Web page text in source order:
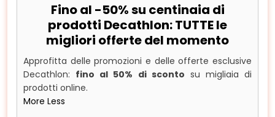
Fino al -50% su centinaia di
prodotti Decathlon: TUTTE le
migliori offerte del momento
Approfitta delle promozioni e delle offerte esclusive
Decathlon: fino al 50% di sconto su migliaia di
prodotti online.
More Less